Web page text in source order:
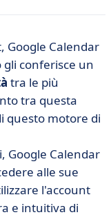
Google Calendar
gli conferisce un
tra le più
tra questa
questo motore di
Google Calendar
alle sue
l'account
e intuitiva di